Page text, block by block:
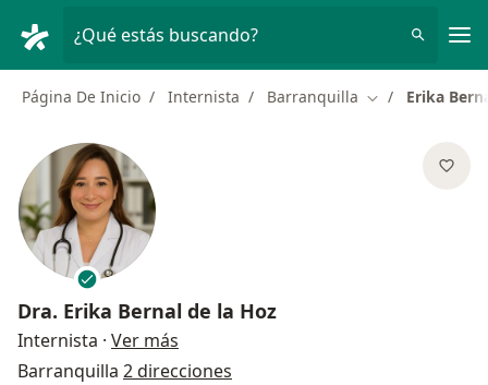
¿Qué estás buscando?
Página De Inicio Internista Barranquilla Cambiar de
Erika
Dra. Erika Bernal de la Hoz
Internista · Ver más
Barranquilla 2 direcciones